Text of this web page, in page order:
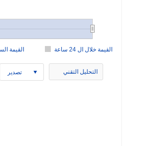
القيمة القيمة خلال ال 24 ساعة
تصدير التحليل التقني